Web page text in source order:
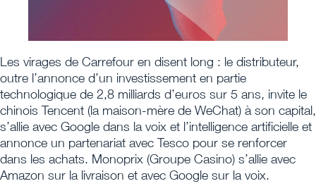
Les virages de Carrefour en disent long : le distributeur,
outre l’annonce d’un investissement en partie
technologique de 2,8 milliards d’euros sur 5 ans, invite le
chinois Tencent (la maison-mère de WeChat) à son capital,
s’allie avec Google dans la voix et l’intelligence artificielle et
annonce un partenariat avec Tesco pour se renforcer
dans les achats. Monoprix (Groupe Casino) s’allie avec
Amazon sur la livraison et avec Google sur la voix.